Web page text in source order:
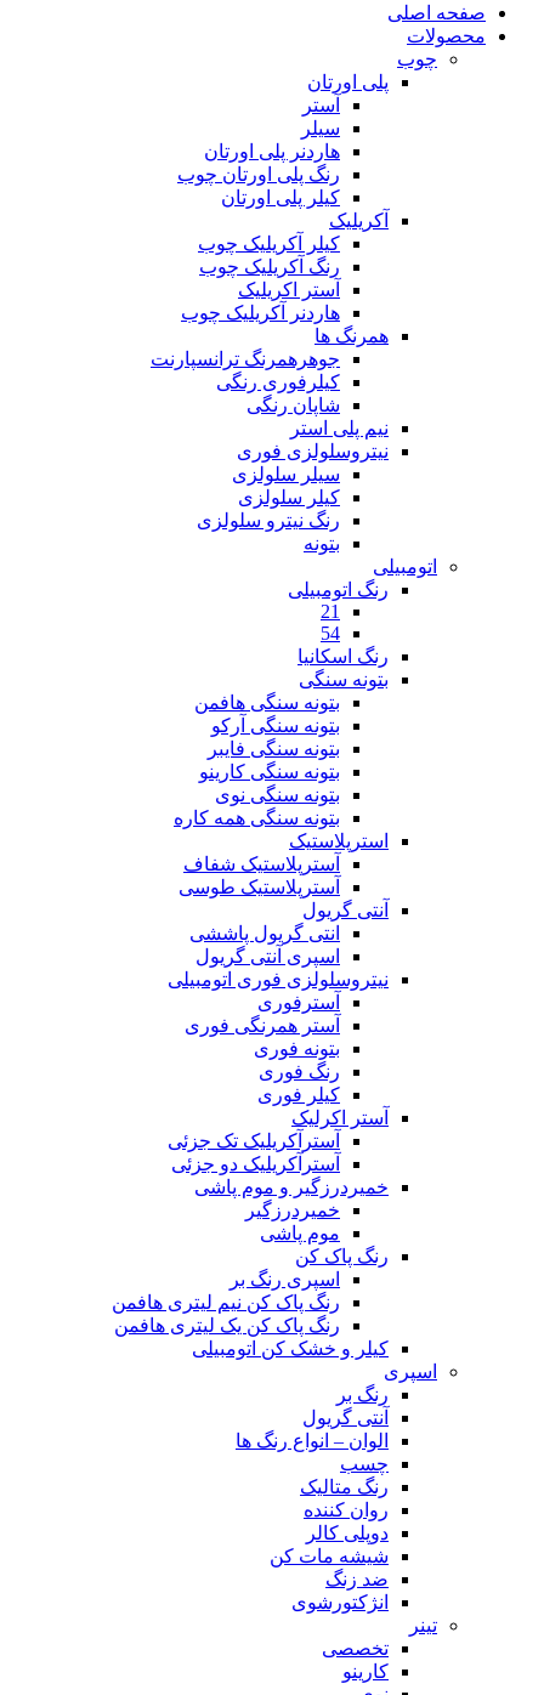
صفحه اصلی
محصولات
چوب
پلی اورتان
آستر
سیلر
هاردنر پلی اورتان
رنگ پلی اورتان چوب
کیلر پلی اورتان
آکریلیک
کیلر آکریلیک چوب
رنگ آکریلیک چوب
آستر اکریلیک
هاردنر آکریلیک چوب
همرنگ ها
جوهرهمرنگ ترانسپارنت
کیلرفوری رنگی
شاپان رنگی
نیم پلی استر
نیتروسلولزی فوری
سیلر سلولزی
کیلر سلولزی
رنگ نیترو سلولزی
بتونه
اتومبیلی
رنگ اتومبیلی
21
54
رنگ اسکانیا
بتونه سنگی
بتونه سنگی هافمن
بتونه سنگی آرکو
بتونه سنگی فایبر
بتونه سنگی کارینو
بتونه سنگی نوی
بتونه سنگی همه کاره
استرپلاستیک
آسترپلاستیک شفاف
آسترپلاستیک طوسی
آنتی گریول
انتی گریول پاششی
اسپری آنتی گریول
نیتروسلولزی فوری اتومبیلی
آسترفوری
آستر همرنگی فوری
بتونه فوری
رنگ فوری
کیلر فوری
آستر اکرلیک
آسترآکریلیک تک جزئی
آسترآکریلیک دو جزئی
خمیردرزگیر و موم پاشی
خمیردرزگیر
موم پاشی
رنگ پاک کن
اسپری رنگ بر
رنگ پاک کن نیم لیتری هافمن
رنگ پاک کن یک لیتری هافمن
کیلر و خشک کن اتومبیلی
اسپری
رنگ بر
آنتی گریول
الوان – انواع رنگ ها
چسب
رنگ متالیک
روان کننده
دوپلی کالر
شیشه مات کن
ضد زنگ
انژکتورشوی
تینر
تخصصی
کارینو